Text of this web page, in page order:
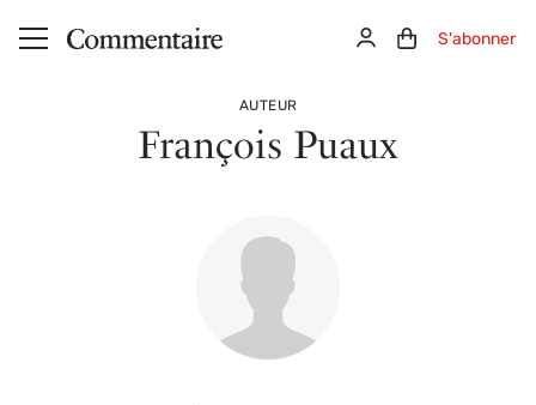
Aller au contenu principal ConnexionPanier (0)
S'abonner
AUTEUR
François Puaux